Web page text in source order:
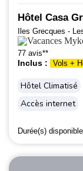
Hôtel Casa
Iles Grecques -
77 avis**
Inclus : Vols +
Hôtel Climatisé
Accès internet
Durée(s)